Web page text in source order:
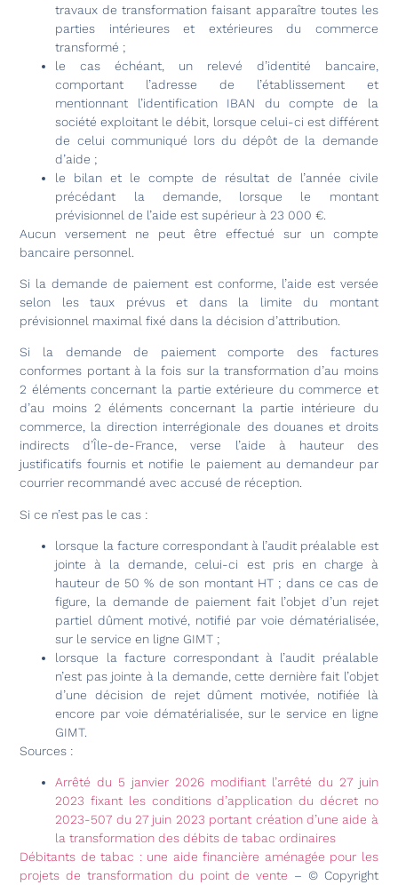
travaux de transformation faisant apparaître toutes les
parties intérieures et extérieures du commerce
transformé ;
le cas échéant, un relevé d’identité bancaire,
comportant l’adresse de l’établissement et
mentionnant l’identification IBAN du compte de la
société exploitant le débit, lorsque celui-ci est différent
de celui communiqué lors du dépôt de la demande
d’aide ;
le bilan et le compte de résultat de l’année civile
précédant la demande, lorsque le montant
prévisionnel de l’aide est supérieur à 23 000 €.
Aucun versement ne peut être effectué sur un compte
bancaire personnel.
Si la demande de paiement est conforme, l’aide est versée
selon les taux prévus et dans la limite du montant
prévisionnel maximal fixé dans la décision d’attribution.
Si la demande de paiement comporte des factures
conformes portant à la fois sur la transformation d’au moins
2 éléments concernant la partie extérieure du commerce et
d’au moins 2 éléments concernant la partie intérieure du
commerce, la direction interrégionale des douanes et droits
indirects d’Île-de-France, verse l’aide à hauteur des
justificatifs fournis et notifie le paiement au demandeur par
courrier recommandé avec accusé de réception.
Si ce n’est pas le cas :
lorsque la facture correspondant à l’audit préalable est
jointe à la demande, celui-ci est pris en charge à
hauteur de 50 % de son montant HT ; dans ce cas de
figure, la demande de paiement fait l’objet d’un rejet
partiel dûment motivé, notifié par voie dématérialisée,
sur le service en ligne GIMT ;
lorsque la facture correspondant à l’audit préalable
n’est pas jointe à la demande, cette dernière fait l’objet
d’une décision de rejet dûment motivée, notifiée là
encore par voie dématérialisée, sur le service en ligne
GIMT.
Sources :
Arrêté du 5 janvier 2026 modifiant l’arrêté du 27 juin
2023 fixant les conditions d’application du décret no
2023-507 du 27 juin 2023 portant création d’une aide à
la transformation des débits de tabac ordinaires
Débitants de tabac : une aide financière aménagée pour les
projets de transformation du point de vente – © Copyright